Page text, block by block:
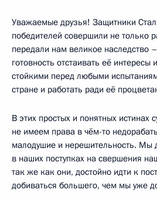
Уважаемые друзья! Защитники
победителей совершили не только
передали нам великое наследство
готовность отстаивать её
стойкими перед любыми
стране и работать ради её
В этих простых и понятных
не имеем права в чём-то
малодушие и нерешительность. Мы
в наших поступках на свершения
так же как они, достойно идти к
добиваться большего, чем мы уже